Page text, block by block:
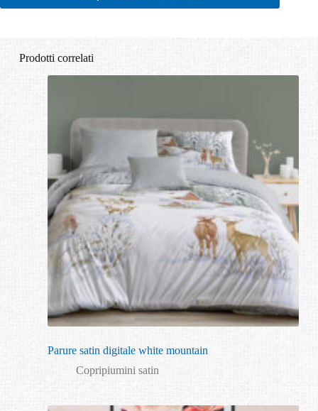
Prodotti correlati
Parure satin digitale white mountain
Copripiumini satin